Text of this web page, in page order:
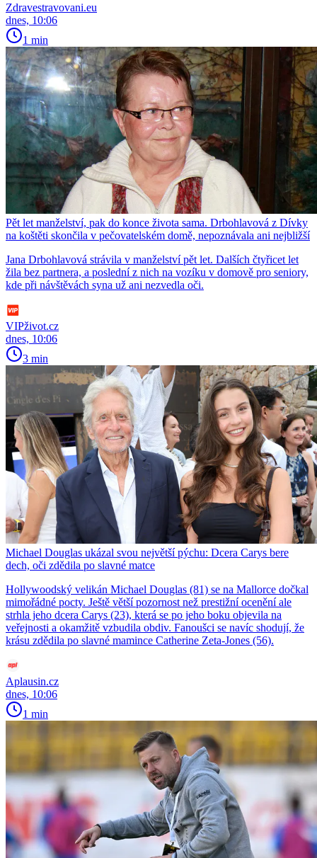
Zdravestravovani.eu
dnes, 10:06
1 min
Pět let manželství, pak do konce života sama. Drbohlavová z Dívky
na koštěti skončila v pečovatelském domě, nepoznávala ani nejbližší
Jana Drbohlavová strávila v manželství pět let. Dalších čtyřicet let
žila bez partnera, a poslední z nich na vozíku v domově pro seniory,
kde při návštěvách syna už ani nezvedla oči.
VIPživot.cz
dnes, 10:06
3 min
Michael Douglas ukázal svou největší pýchu: Dcera Carys bere
dech, oči zdědila po slavné matce
Hollywoodský velikán Michael Douglas (81) se na Mallorce dočkal
mimořádné pocty. Ještě větší pozornost než prestižní ocenění ale
strhla jeho dcera Carys (23), která se po jeho boku objevila na
veřejnosti a okamžitě vzbudila obdiv. Fanoušci se navíc shodují, že
krásu zdědila po slavné mamince Catherine Zeta-Jones (56).
Aplausin.cz
dnes, 10:06
1 min